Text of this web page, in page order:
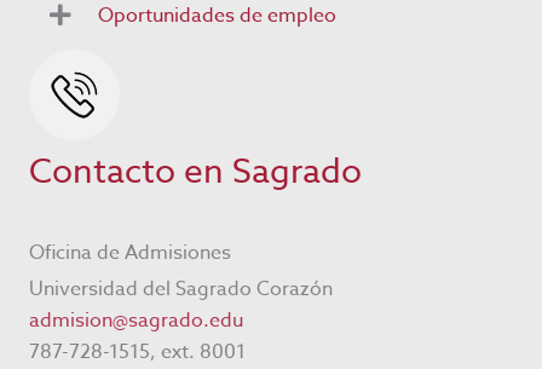
Oportunidades de empleo
Contacto en Sagrado
Oficina de Admisiones
Universidad del Sagrado Corazón
admision@sagrado.edu
787-728-1515, ext. 8001